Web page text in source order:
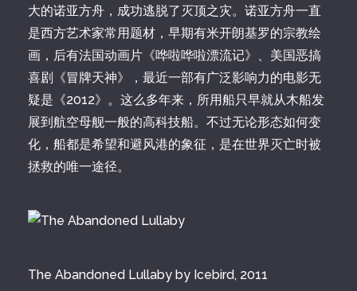
大的诺亚方舟，成功逃脱了灭顶之灾。诺亚方舟一直
是西方艺术家常用题材，早期有米开朗基罗的宗教绘
画，后有法国动画片《哗啦哗啦漂流记》、美国恶搞
喜剧《冒牌天神》，最近一部有广泛影响力的电影无
疑是《2012》。这么多年来，所用船只早就从木船发
展到航空母舰一般的高科技船。不过无论形态如何变
化，船都是希望和避风港的象征，是在世界灭亡时被
拯救的唯一途径。
The Abandoned Lullaby by Icebird, 2011